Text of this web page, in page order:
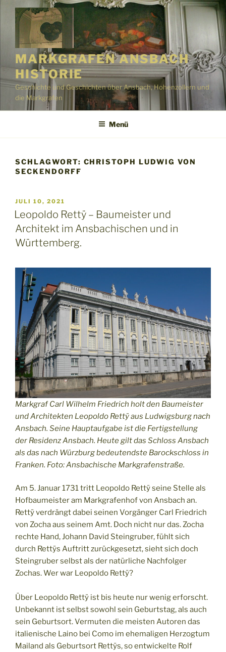
Zum
Inhalt
springen
MARKGRAFEN ANSBACH
HISTORIE
Geschichte und Geschichten über Ansbach, Hohenzollern und
die Markgrafen
Menü
SCHLAGWORT: CHRISTOPH LUDWIG VON
SECKENDORFF
VERÖFFENTLICHT
AM
JULI 10, 2021
Leopoldo Rettÿ – Baumeister und
Architekt im Ansbachischen und in
Württemberg.
Markgraf Carl Wilhelm Friedrich holt den Baumeister
und Architekten Leopoldo Rettÿ aus Ludwigsburg nach
Ansbach. Seine Hauptaufgabe ist die Fertigstellung
der Residenz Ansbach. Heute gilt das Schloss Ansbach
als das nach Würzburg bedeutendste Barockschloss in
Franken. Foto: Ansbachische Markgrafenstraße.
Am 5. Januar 1731 tritt Leopoldo Rettÿ seine Stelle als
Hofbaumeister am Markgrafenhof von Ansbach an.
Rettÿ verdrängt dabei seinen Vorgänger Carl Friedrich
von Zocha aus seinem Amt. Doch nicht nur das. Zocha
rechte Hand, Johann David Steingruber, fühlt sich
durch Rettÿs Auftritt zurückgesetzt, sieht sich doch
Steingruber selbst als der natürliche Nachfolger
Zochas. Wer war Leopoldo Rettÿ?
Über Leopoldo Rettÿ ist bis heute nur wenig erforscht.
Unbekannt ist selbst sowohl sein Geburtstag, als auch
sein Geburtsort. Vermuten die meisten Autoren das
italienische Laino bei Como im ehemaligen Herzogtum
Mailand als Geburtsort Rettÿs, so entwickelte Rolf